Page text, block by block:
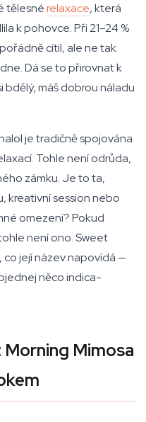
tělesnérelaxace, která
k pohovce. Při 21–24 %
cítil, ale ne tak
Dá se to přirovnat k
bdělý, máš dobrou náladu
je tradičně spojována
Tohle není odrůda,
zámku. Je to ta,
kreativní session nebo
omezení? Pokud
není ono. Sweet
co její název napovídá —
něco indica-
Mimosa